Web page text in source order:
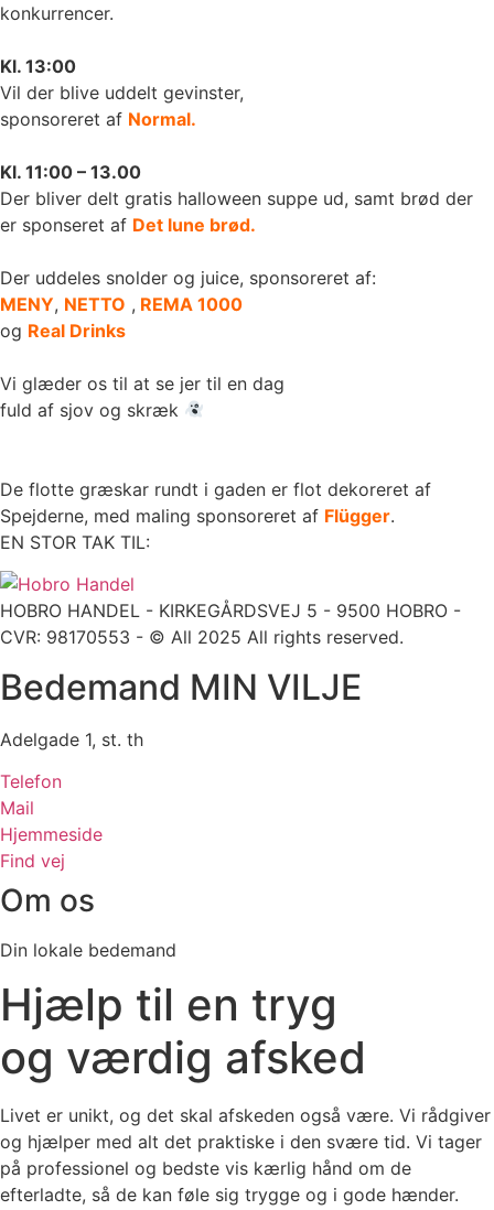
konkurrencer.
Kl. 13:00
Vil der blive uddelt gevinster,
sponsoreret af Normal.
Kl. 11:00 – 13.00
Der bliver delt gratis halloween suppe ud, samt brød der
er sponseret af Det lune brød.
Der uddeles snolder og juice, sponsoreret af:
MENY, NETTO , REMA 1000
og Real Drinks
Vi glæder os til at se jer til en dag
fuld af sjov og skræk
De flotte græskar rundt i gaden er flot dekoreret af
Spejderne, med maling sponsoreret af Flügger.
EN STOR TAK TIL:
HOBRO HANDEL - KIRKEGÅRDSVEJ 5 - 9500 HOBRO -
CVR: 98170553 - © All 2025 All rights reserved.
Bedemand MIN VILJE
Adelgade 1, st. th
Telefon
Mail
Hjemmeside
Find vej
Om os
Din lokale bedemand
Hjælp til en tryg
og værdig afsked
Livet er unikt, og det skal afskeden også være. Vi rådgiver
og hjælper med alt det praktiske i den svære tid. Vi tager
på professionel og bedste vis kærlig hånd om de
efterladte, så de kan føle sig trygge og i gode hænder.